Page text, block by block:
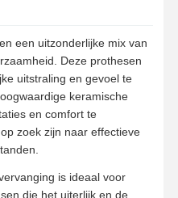
een uitzonderlijke mix van
Deze prothesen
uitstraling en gevoel te
keramische
en comfort te
zoek zijn naar effectieve
is ideaal voor
die het uiterlijk en de